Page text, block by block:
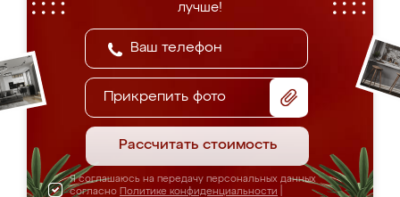
лучше!
Прикрепить фото
Рассчитать стоимость
Я соглашаюсь на передачу персональных данных
согласно Политике конфиденциальности